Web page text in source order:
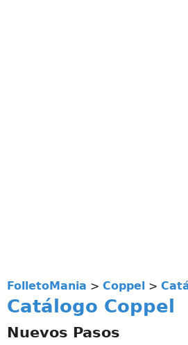
FolletoMania > Coppel >
Catálogo Coppel
Nuevos Pasos